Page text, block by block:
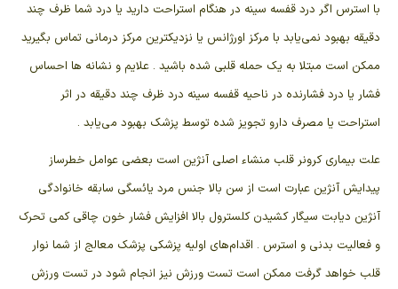
با استرس اگر درد قفسه سینه در هنگام استراحت دارید یا درد شما ظرف چند
دقیقه بهبود نمی‌یابد با مرکز اورژانس یا نزدیکترین مرکز درمانی تماس بگیرید
ممکن است مبتلا به یک حمله قلبی شده باشید . علایم و نشانه ها احساس
فشار یا درد فشارنده در ناحیه قفسه سینه درد ظرف چند دقیقه در اثر
استراحت یا مصرف دارو تجویز شده توسط پزشک بهبود می‌یابد .
علت بیماری کرونر قلب منشاء اصلی آنژین است بعضی عوامل خطرساز
پیدایش آنژین عبارت است از سن بالا جنس مرد یائسگی سابقه خانوادگی
آنژین دیابت سیگار کشیدن کلسترول بالا افزایش فشار خون چاقی کمی تحرک
و فعالیت بدنی و استرس . اقدام‌های اولیه پزشکی پزشک معالج از شما نوار
قلب خواهد گرفت ممکن است تست ورزش نیز انجام شود در تست ورزش